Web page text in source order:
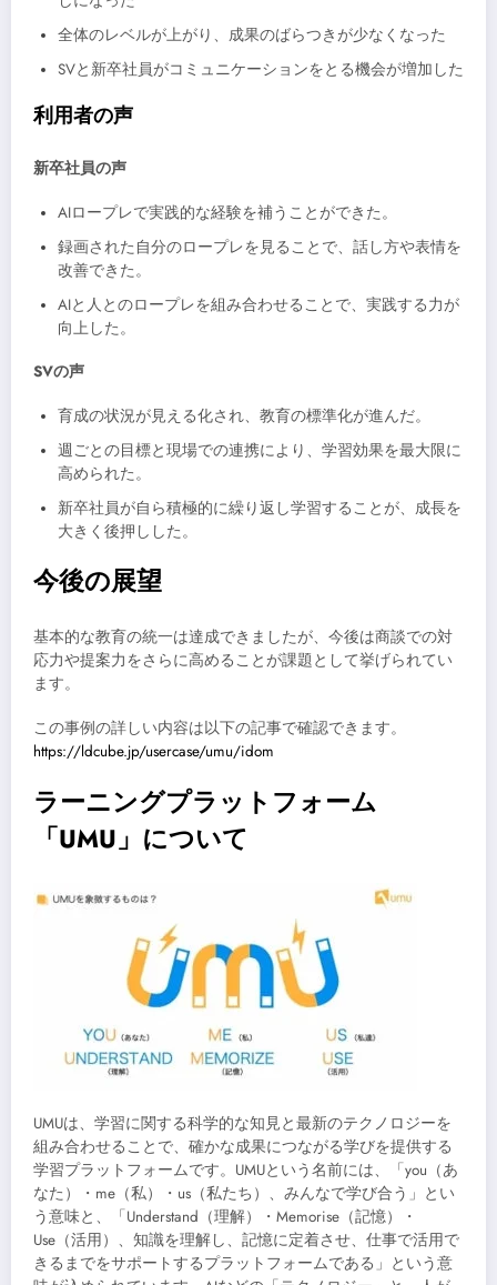
全体のレベルが上がり、成果のばらつきが少なくなった
SVと新卒社員がコミュニケーションをとる機会が増加した
利用者の声
新卒社員の声
AIロープレで実践的な経験を補うことができた。
録画された自分のロープレを見ることで、話し方や表情を
改善できた。
AIと人とのロープレを組み合わせることで、実践する力が
向上した。
SVの声
育成の状況が見える化され、教育の標準化が進んだ。
週ごとの目標と現場での連携により、学習効果を最大限に
高められた。
新卒社員が自ら積極的に繰り返し学習することが、成長を
大きく後押しした。
今後の展望
基本的な教育の統一は達成できましたが、今後は商談での対
応力や提案力をさらに高めることが課題として挙げられてい
ます。
この事例の詳しい内容は以下の記事で確認できます。
https://ldcube.jp/usercase/umu/idom
ラーニングプラットフォーム
「UMU」について
UMUは、学習に関する科学的な知見と最新のテクノロジーを
組み合わせることで、確かな成果につながる学びを提供する
学習プラットフォームです。UMUという名前には、「you（あ
なた）・me（私）・us（私たち）、みんなで学び合う」とい
う意味と、「Understand（理解）・Memorise（記憶）・
Use（活用）、知識を理解し、記憶に定着させ、仕事で活用で
きるまでをサポートするプラットフォームである」という意